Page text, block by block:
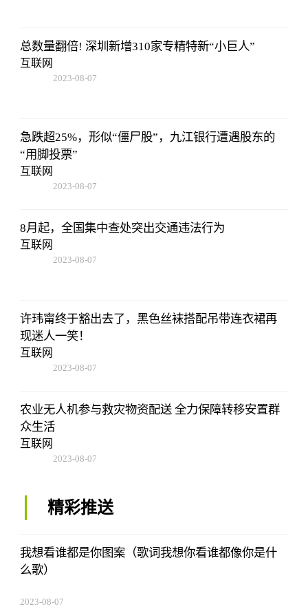
总数量翻倍! 深圳新增310家专精特新“小巨人”
互联网
2023-08-07
急跌超25%，形似“僵尸股”，九江银行遭遇股东的
“用脚投票”
互联网
2023-08-07
8月起，全国集中查处突出交通违法行为
互联网
2023-08-07
许玮甯终于豁出去了，黑色丝袜搭配吊带连衣裙再
现迷人一笑！
互联网
2023-08-07
农业无人机参与救灾物资配送 全力保障转移安置群
众生活
互联网
2023-08-07
精彩推送
我想看谁都是你图案（歌词我想你看谁都像你是什
么歌）
2023-08-07